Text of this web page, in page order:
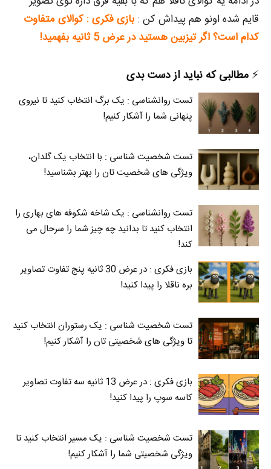
قایم شده اونو هم پیداش کن : بازی فکری : کوالای متفاوت
کدام است؟ اگر تیزبین هستید در عرض 5 ثانیه بفهمید!
⚡️ مطالبی که نباید از دست بدی
تست روانشناسی : یک برگ انتخاب کنید تا نیروی
پنهانی شما را آشکار کنیم!
تست شخصیت شناسی : با انتخاب یک گلدان،
ویژگی های شخصیت تان را بهتر بشناسید!
تست روانشناسی : یک شاخه شکوفه های بهاری را
انتخاب کنید تا بدانید چه چیز شما را سرحال می‌
کند!
بازی فکری : در عرض 30 ثانیه پنج تفاوت تصاویر
بره ناقلا را پیدا کنید!
تست شخصیت شناسی : یک رستوران انتخاب کنید
تا ویژگی های شخصیتی تان را آشکار کنیم!
بازی فکری : در عرض 13 ثانیه سه تفاوت تصاویر
کاسه‌ سوپ را پیدا کنید!
تست شخصیت شناسی : یک مسیر انتخاب کنید تا
ویژگی شخصیتی شما را آشکار کنیم!